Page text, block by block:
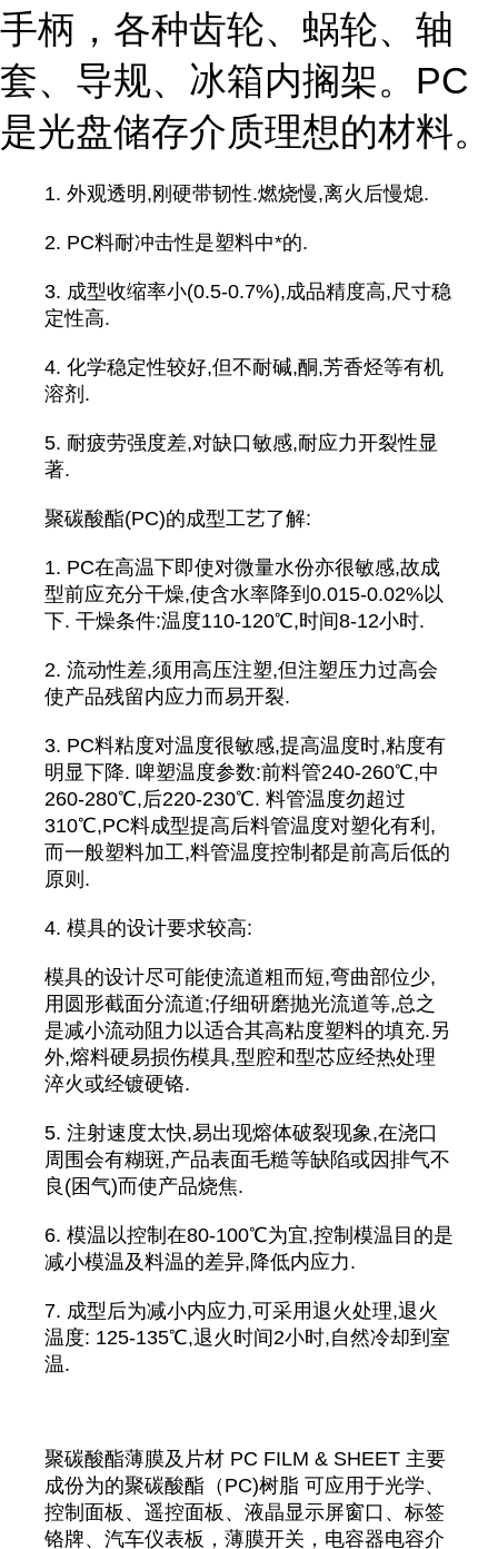
手柄，各种齿轮、蜗轮、轴
套、导规、冰箱内搁架。PC
是光盘储存介质理想的材料。
1. 外观透明,刚硬带韧性.燃烧慢,离火后慢熄.
2. PC料耐冲击性是塑料中*的.
3. 成型收缩率小(0.5-0.7%),成品精度高,尺寸稳
定性高.
4. 化学稳定性较好,但不耐碱,酮,芳香烃等有机
溶剂.
5. 耐疲劳强度差,对缺口敏感,耐应力开裂性显
著.
聚碳酸酯(PC)的成型工艺了解:
1. PC在高温下即使对微量水份亦很敏感,故成
型前应充分干燥,使含水率降到0.015-0.02%以
下. 干燥条件:温度110-120℃,时间8-12小时.
2. 流动性差,须用高压注塑,但注塑压力过高会
使产品残留内应力而易开裂.
3. PC料粘度对温度很敏感,提高温度时,粘度有
明显下降. 啤塑温度参数:前料管240-260℃,中
260-280℃,后220-230℃. 料管温度勿超过
310℃,PC料成型提高后料管温度对塑化有利,
而一般塑料加工,料管温度控制都是前高后低的
原则.
4. 模具的设计要求较高:
模具的设计尽可能使流道粗而短,弯曲部位少,
用圆形截面分流道;仔细研磨抛光流道等,总之
是减小流动阻力以适合其高粘度塑料的填充.另
外,熔料硬易损伤模具,型腔和型芯应经热处理
淬火或经镀硬铬.
5. 注射速度太快,易出现熔体破裂现象,在浇口
周围会有糊斑,产品表面毛糙等缺陷或因排气不
良(困气)而使产品烧焦.
6. 模温以控制在80-100℃为宜,控制模温目的是
减小模温及料温的差异,降低内应力.
7. 成型后为减小内应力,可采用退火处理,退火
温度: 125-135℃,退火时间2小时,自然冷却到室
温.
聚碳酸酯薄膜及片材 PC FILM & SHEET 主要
成份为的聚碳酸酯（PC)树脂 可应用于光学、
控制面板、遥控面板、液晶显示屏窗口、标签
铬牌、汽车仪表板，薄膜开关，电容器电容介